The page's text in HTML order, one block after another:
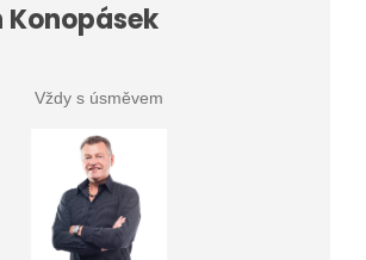
Konopásek
Vždy s úsměvem